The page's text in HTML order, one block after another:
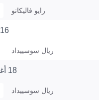
رايو فاليكانو
16 يناير 2025
ريال سوسييداد
18 أغسطس 2024
ريال سوسييداد